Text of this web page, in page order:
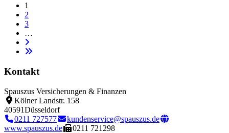
1
2
3
…
Kontakt
Spauszus Versicherungen & Finanzen
Kölner Landstr. 158
40591Düsseldorf
0211 727577
kundenservice@spauszus.de
www.spauszus.de
0211 721298